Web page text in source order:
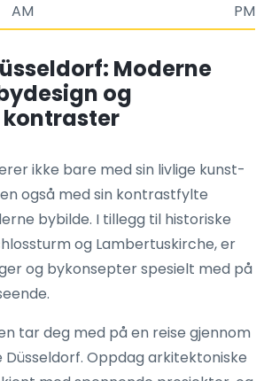
AM
PM
Moderne
og
ikke bare med sin livlige kunst-
også med sin kontrastfylte
bybilde. I tillegg til historiske
og Lambertuskirche, er
og bykonsepter spesielt med på
tar deg med på en reise gjennom
Oppdag arkitektoniske